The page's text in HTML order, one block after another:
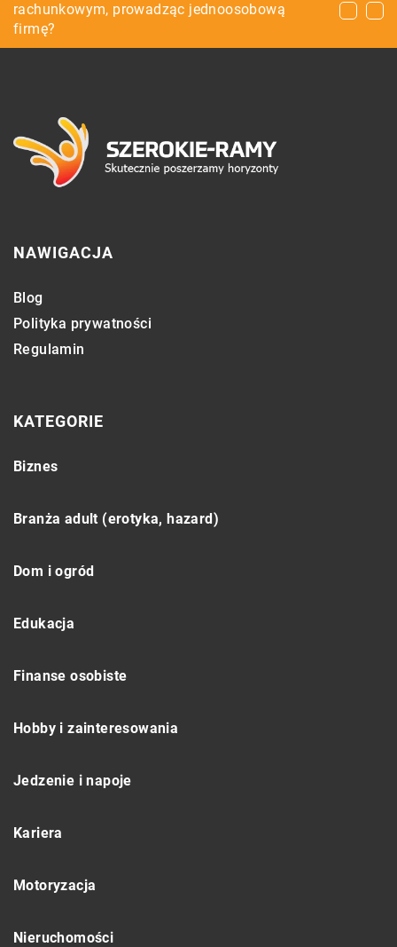
geodezyjnych?
rachunkowym, prowadząc jednoosobową
firmę?
NAWIGACJA
Blog
Polityka prywatności
Regulamin
KATEGORIE
Biznes
Branża adult (erotyka, hazard)
Dom i ogród
Edukacja
Finanse osobiste
Hobby i zainteresowania
Jedzenie i napoje
Kariera
Motoryzacja
Nieruchomości